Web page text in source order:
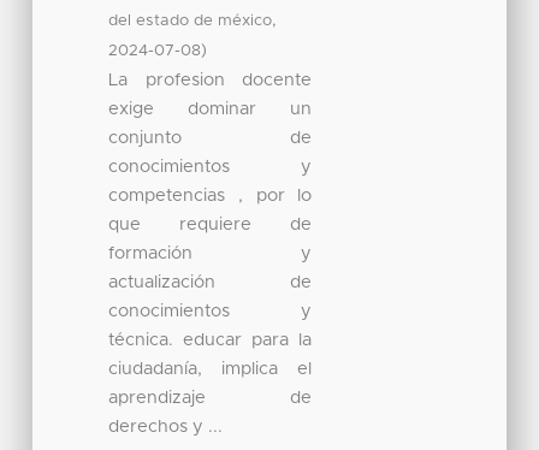
del estado de méxico,
2024-07-08)
La profesion docente
exige dominar un
conjunto de
conocimientos y
competencias , por lo
que requiere de
formación y
actualización de
conocimientos y
técnica. educar para la
ciudadanía, implica el
aprendizaje de
derechos y ...